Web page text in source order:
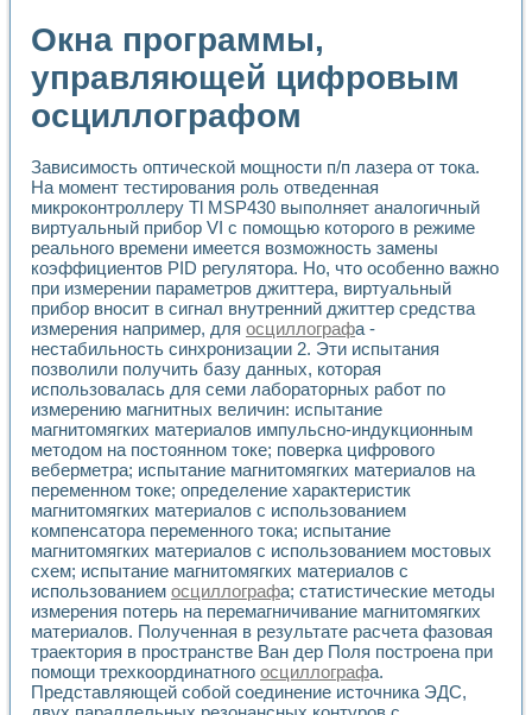
Применение NI VISION для геометрического анализа в
Система температурной стабилизации
Управление движением с помощью программно -
Определение параметров всплывающих газовых
Система управления асинхронным тиристорным
Применение средств NATIONAL INSTRUMENTS для
Разработка автоматизированного стенда для
Автоматизированный стенд рентгеновской диагностики
Высокочувствительные оптоэлектронные
Установка для измерения диэлектрических свойств
Исследование кинетики зарождения и развития
Лабораторный электрический импедансный томограф на
Микрозондовая система для характеризации
Метод траекторий в исследовании
Промышленная автоматизация
Автоматизация технологических процессов получения
Исследование электромагнитных переходных процессов
Применение LabVIEW при разработке обучающих
Разработка виртуальных тренажеров путем
Система блокировок, сигнализации и защиты ускорителя
Система сбора данных и управления процессом
Управление температурой газовой среды специальной
Разработка программного обеспечения с
Использование технологий NATIONAL INSTRUMENTS
Оборудование для промышленной термотрансферной
Автоматизация реометрических исследований на базе
Применение измерителя иммитанса для исследова¬ния
Исследование электромагнитных переходных процессов
Окна программы,
управляющей цифровым
осциллографом
Зависимость оптической мощности п/п лазера от тока.
На момент тестирования роль отведенная
микроконтроллеру Tl MSP430 выполняет аналогичный
виртуальный прибор VI с помощью которого в режиме
реального времени имеется возможность замены
коэффициентов PID регулятора. Но, что особенно важно
при измерении параметров джиттера, виртуальный
прибор вносит в сигнал внутренний джиттер средства
измерения например, для осциллографа -
нестабильность синхронизации 2. Эти испытания
позволили получить базу данных, которая
использовалась для семи лабораторных работ по
измерению магнитных величин: испытание
магнитомягких материалов импульсно-индукционным
методом на постоянном токе; поверка цифрового
веберметра; испытание магнитомягких материалов на
переменном токе; определение характеристик
магнитомягких материалов с использованием
компенсатора переменного тока; испытание
магнитомягких материалов с использованием мостовых
схем; испытание магнитомягких материалов с
использованием осциллографа; статистические методы
измерения потерь на перемагничивание магнитомягких
материалов. Полученная в результате расчета фазовая
траектория в пространстве Ван дер Поля построена при
помощи трехкоординатного осциллографа.
Представляющей собой соединение источника ЭДС,